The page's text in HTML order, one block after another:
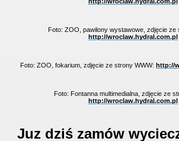
Foto: ZOO, pawilony wystawowe, zdjęcie ze
http://wroclaw.hydral.com.pl
Foto: ZOO, fokarium, zdjęcie ze strony WWW: http://
Foto: Fontanna multimedialna, zdjęcie ze
http://wroclaw.hydral.com.pl
Juz dziś zamów